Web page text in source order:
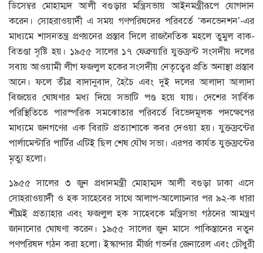
ডিসেম্বর মোহাম্মদ আলী বগুড়ার মন্ত্রিসভায় আইনমন্ত্রীরূপে যোগদান
করেন। সোহরাওয়ার্দী এ সময় গণপরিষদের পরিবর্তে ‘কনভেনশন’-এর
মাধ্যমে শাসনতন্ত্র প্রণয়নের প্রস্তাব দিলে রাজনৈতিক মহলে তুমুল বাক-
বিতণ্ডা সৃষ্টি হয়। ১৯৫৫ সালের ১৭ ফেব্রুয়ারি যুক্তফ্রন্ট সংসদীয় দলের
সবায় আওয়ামী লীগ ফজলুল হকের সংসদীয় নেতৃত্বের প্রতি অনাস্থা প্রস্তাব
আনে। ফলে তীব্র বাদানুবাদ, হৈচৈ এবং দুই দলের আলাদা আলাদা
বিজয়ের ঘোষণার মধ্য দিয়ে সভাটি পণ্ড হয়ে যায়। দেশের সার্বিক
পরিস্থিতিতে পারস্পরিক সমঝোতার পরিবর্তে বিভেদমূলক পদক্ষেপের
মাধ্যমে জনগণের এক বিরাট প্রত্যাশাকে কবর দেওয়া হয়। যুক্তফ্রন্টের
পার্লামেন্টারি পার্টির এটিই ছিল শেষ যৌথ সভা। এরপর কার্যত যুক্তফ্রন্টের
মৃত্যু হলো।
১৯৫৫ সালের ৩ জুন প্রধানমন্ত্রী মোহাম্মদ আলী বগুড়া ঢাকা এসে
সোহরাওয়ার্দী ও হক সাহেবের সাথে আলাপ-আলোচনার পর ৯২-ক ধারা
শীঘ্রই প্রত্যাহার এবং ফজলুল হক সাহেবকে মন্ত্রিসভা গঠনের আমন্ত্রণ
জানানোর ঘোষণা করেন। ১৯৫৫ সালের জুন মাসে পাকিস্তানের নতুন
পণপরিষদ গঠন করা হলো। ইস্কান্দার মীর্জা গভর্নর জেনারেল এবং চৌধুরী